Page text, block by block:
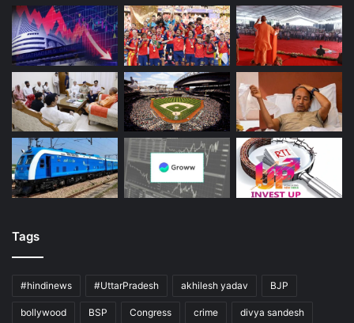
Tags
#hindinews #UttarPradesh akhilesh yadav BJP
bollywood BSP Congress crime divya sandesh